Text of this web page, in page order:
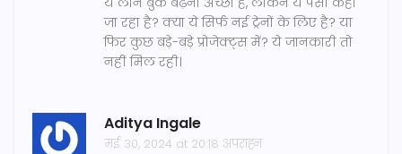
जा रहा है? क्या ये सिर्फ नई ट्रेनों के लिए है? या
फिर कुछ बड़े-बड़े प्रोजेक्ट्स में? ये जानकारी तो
नहीं मिल रही।
Aditya Ingale
मई 30, 2024 at 20:18 अपराह्न